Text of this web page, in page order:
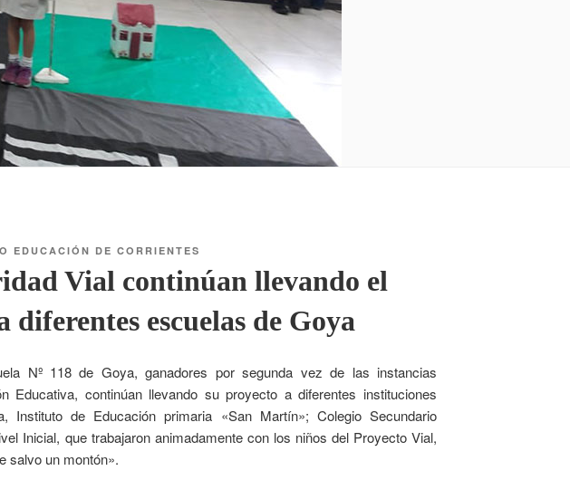
EDUCACIÓN DE CORRIENTES
Vial continúan llevando el
diferentes escuelas de Goya
Nº 118 de Goya, ganadores por segunda vez de las instancias
Educativa, continúan llevando su proyecto a diferentes instituciones
Instituto de Educación primaria «San Martín»; Colegio Secundario
Inicial, que trabajaron animadamente con los niños del Proyecto Vial,
salvo un montón».